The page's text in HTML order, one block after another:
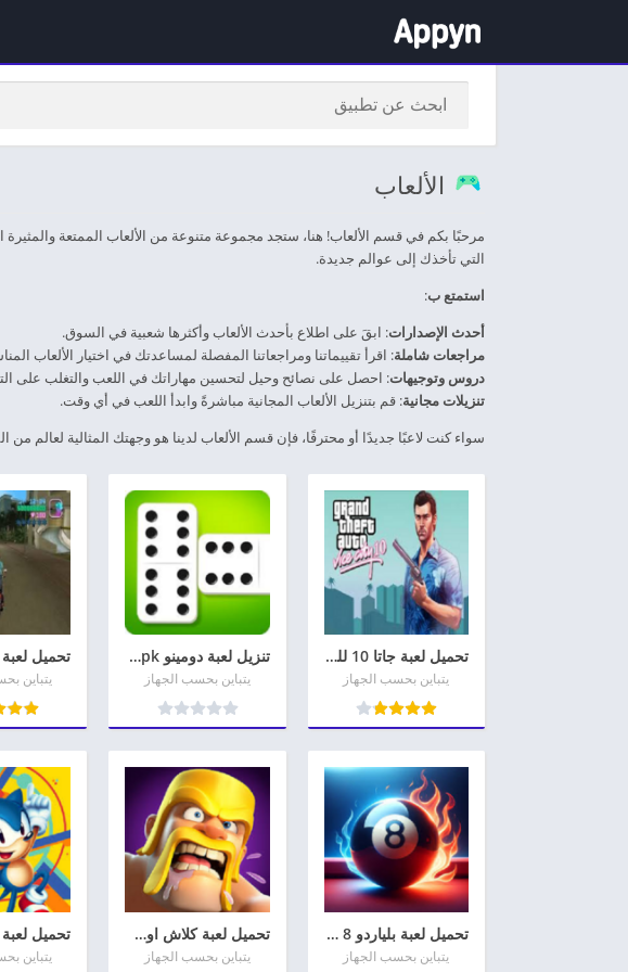
الألعاب
مرحبًا بكم في قسم الألعاب! هنا، ستجد مجموعة متنوعة من الألعاب الممتعة والمثيرة
التي تأخذك إلى عوالم جديدة.
استمتع ب:
أحدث الإصدارات: ابقَ على اطلاع بأحدث الألعاب وأكثرها شعبية في السوق.
مراجعات شاملة: اقرأ تقييماتنا ومراجعاتنا المفصلة لمساعدتك في اختيار الألعاب
دروس وتوجيهات: احصل على نصائح وحيل لتحسين مهاراتك في اللعب والتغلب على
تنزيلات مجانية: قم بتنزيل الألعاب المجانية مباشرةً وابدأ اللعب في أي وقت.
سواء كنت لاعبًا جديدًا أو محترفًا، فإن قسم الألعاب لدينا هو وجهتك المثالية لعالم من
تحميل لعبة جاتا 10 للموبايل Gta 10 Mobile للاندرويد
يتباين بحسب الجهاز
تنزيل لعبة دومينو domino cafe apk جميع الاصدارات مجاناً
يتباين بحسب الجهاز يتباين
تحميل لعبة بلياردو 8 Ball Pool للأندرويد وللأيفون أخر إصدار
يتباين بحسب الجهاز
تحميل لعبة كلاش اوف كلانس Clash of Clans للأندرويد وللأيفون
يتباين بحسب الجهاز يتباين